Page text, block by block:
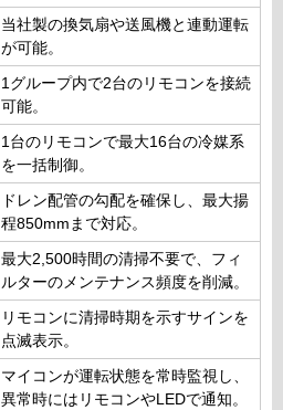
当社製の換気扇や送風機と連動運転
が可能。
1グループ内で2台のリモコンを接続
可能。
1台のリモコンで最大16台の冷媒系
を一括制御。
ドレン配管の勾配を確保し、最大揚
程850mmまで対応。
最大2,500時間の清掃不要で、フィ
ルターのメンテナンス頻度を削減。
リモコンに清掃時期を示すサインを
点滅表示。
マイコンが運転状態を常時監視し、
異常時にはリモコンやLEDで通知。